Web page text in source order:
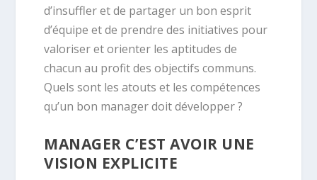
d’insuffler et de partager un bon esprit
d’équipe et de prendre des initiatives pour
valoriser et orienter les aptitudes de
chacun au profit des objectifs communs.
Quels sont les atouts et les compétences
qu’un bon manager doit développer ?
MANAGER C’EST AVOIR UNE
VISION EXPLICITE